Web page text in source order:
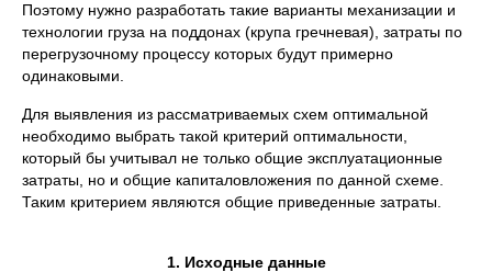
Поэтому нужно разработать такие варианты механизации и
технологии груза на поддонах (крупа гречневая), затраты по
перегрузочному процессу которых будут примерно
одинаковыми.
Для выявления из рассматриваемых схем оптимальной
необходимо выбрать такой критерий оптимальности,
который бы учитывал не только общие эксплуатационные
затраты, но и общие капиталовложения по данной схеме.
Таким критерием являются общие приведенные затраты.
1. Исходные данные